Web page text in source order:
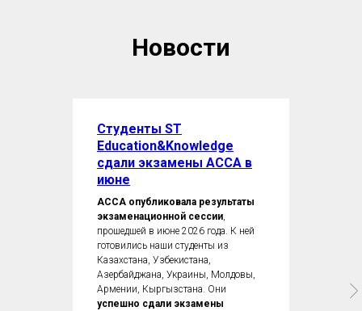
Новости
Студенты ST
Education&Knowledge
сдали экзамены ACCA в
июне
ACCA опубликовала результаты
экзаменационной сессии,
прошедшей в июне 2026 года. К ней
готовились наши студенты из
Казахстана, Узбекистана,
Азербайджана, Украины, Молдовы,
Армении, Кыргызстана. Они
успешно сдали экзамены